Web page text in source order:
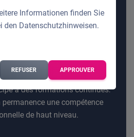
professionnelle
est régulièrement formée
à des formations continues.
une compétence
de haut niveau.
Informationen finden Sie
den Datenschutzhinweisen.
REFUSER APPROUVER